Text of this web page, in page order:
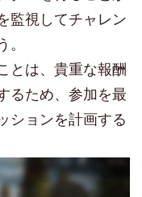
監視してチャレン
。
とは、貴重な報酬
るため、参加を最
ションを計画する